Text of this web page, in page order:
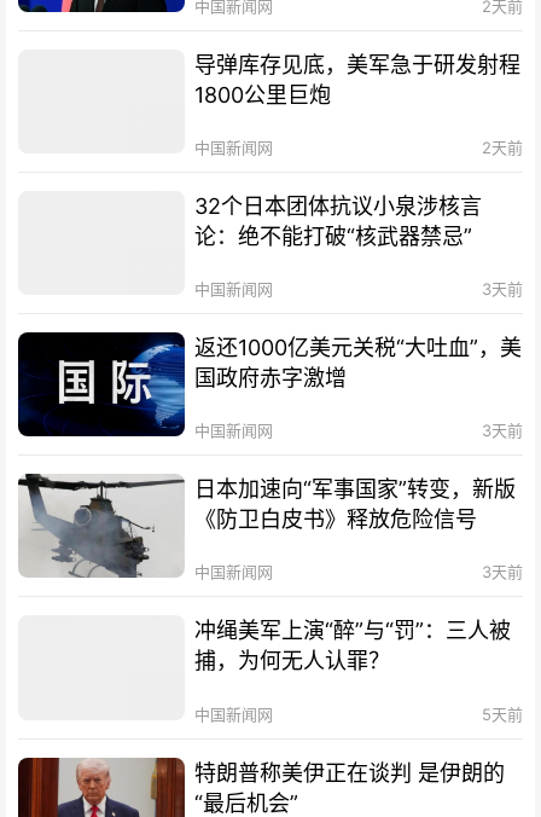
中国新闻网 2天前
导弹库存见底，美军急于研发射程
1800公里巨炮
中国新闻网 2天前
32个日本团体抗议小泉涉核言
论：绝不能打破“核武器禁忌”
中国新闻网 3天前
返还1000亿美元关税“大吐血”，美
国政府赤字激增
中国新闻网 3天前
日本加速向“军事国家”转变，新版
《防卫白皮书》释放危险信号
中国新闻网 3天前
冲绳美军上演“醉”与“罚”：三人被
捕，为何无人认罪？
中国新闻网 5天前
特朗普称美伊正在谈判 是伊朗的
“最后机会”